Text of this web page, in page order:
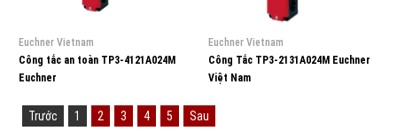
Euchner Vietnam
Công tắc an toàn TP3-4121A024M
Euchner
Euchner Vietnam
Công Tắc TP3-2131A024M Euchner
Việt Nam
Trước 1 2 3 4 5 Sau